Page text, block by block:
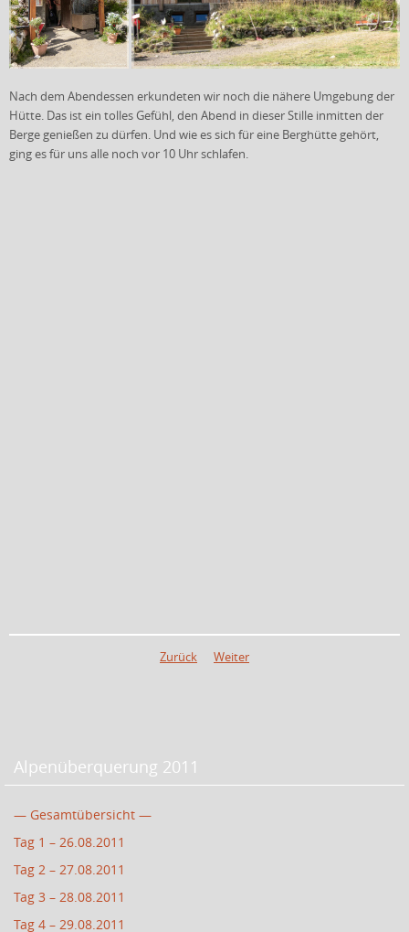
Nach dem Abendessen erkundeten wir noch die nähere Umgebung der
Hütte. Das ist ein tolles Gefühl, den Abend in dieser Stille inmitten der
Berge genießen zu dürfen. Und wie es sich für eine Berghütte gehört,
ging es für uns alle noch vor 10 Uhr schlafen.
Zurück Weiter
Alpenüberquerung 2011
— Gesamtübersicht —
Tag 1 – 26.08.2011
Tag 2 – 27.08.2011
Tag 3 – 28.08.2011
Tag 4 – 29.08.2011